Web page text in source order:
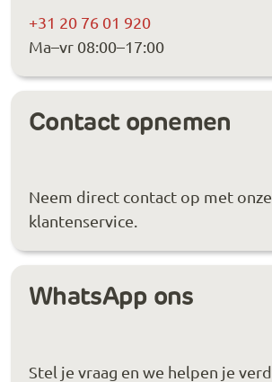
+31 20 76 01 920
Ma–vr 08:00–17:00
Contact opnemen
Neem direct contact op met onze
klantenservice.
WhatsApp ons
Stel je vraag en we helpen je